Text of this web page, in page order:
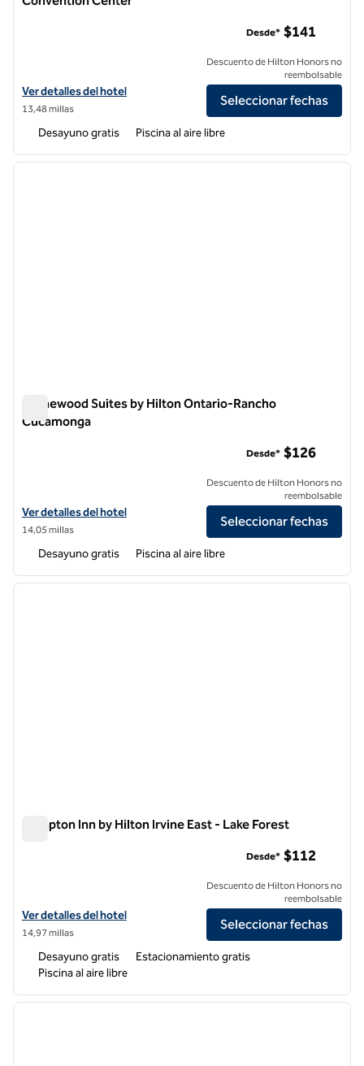
Ver detalles del hotel para Home2 Suites by Hilton Riverside
Ver detalles del hotel
13,48 millas
Desde* $141
Descuento de Hilton Honors no
reembolsable
Seleccionar fechas
Desayuno gratis Piscina al aire libre
1 de 12
Homewood Suites by Hilton Ontario-Rancho
Cucamonga
Ver detalles del hotel Homewood Suites by Hilton Ontario-Rancho
Ver detalles del hotel
14,05 millas
Desde* $126
Descuento de Hilton Honors no
reembolsable
Seleccionar fechas
Desayuno gratis Piscina al aire libre
1 de 12
Hampton Inn by Hilton Irvine East - Lake Forest
Ver detalles del hotel Hampton Inn by Hilton Irvine East - Lake Forest
Ver detalles del hotel
14,97 millas
Desde* $112
Descuento de Hilton Honors no
reembolsable
Seleccionar fechas
Desayuno gratis
Estacionamiento gratis
Piscina al aire libre
1 de 12